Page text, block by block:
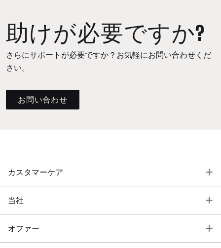
助けが必要ですか?
さらにサポートが必要ですか？お気軽にお問い合わせくだ
さい。
お問い合わせ
カスタマーケア
当社
オファー